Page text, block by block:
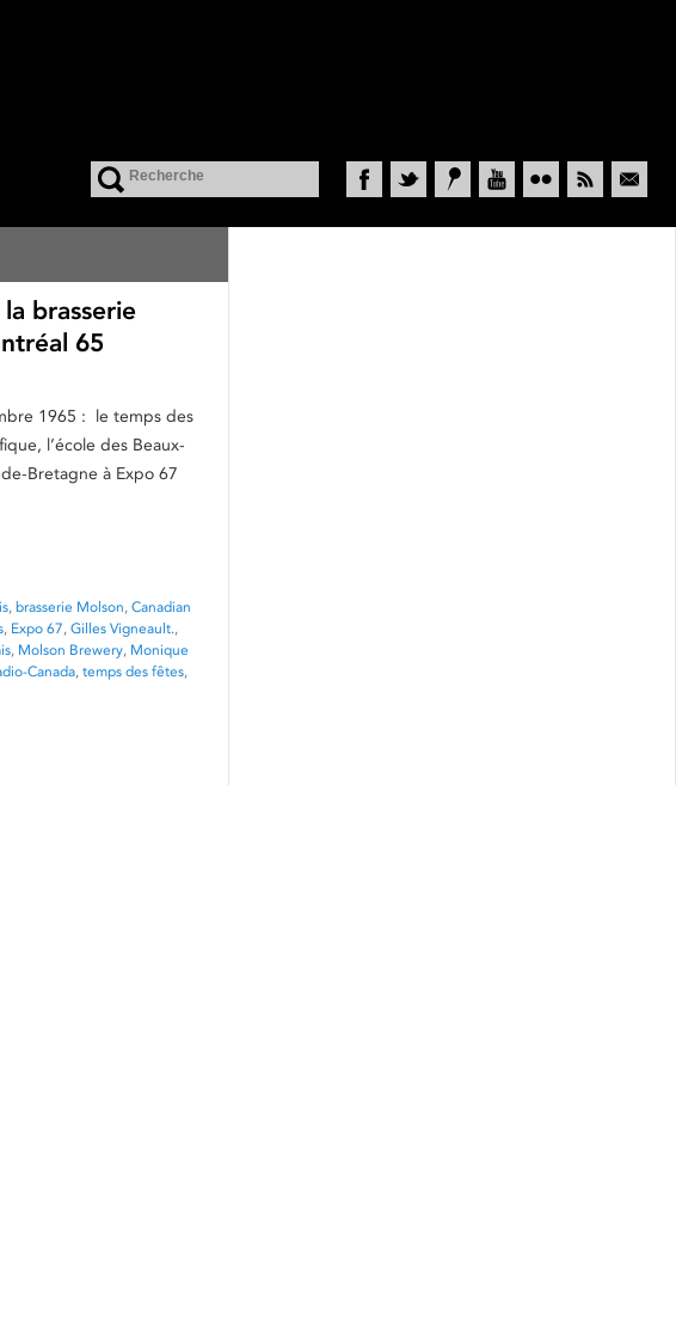
brasserie
65
1965 : le temps des
l’école des Beaux-
Bretagne à Expo 67
, brasserie Molson, Canadian
, Expo 67, Gilles Vigneault.,
, Molson Brewery, Monique
Canada, temps des fêtes,